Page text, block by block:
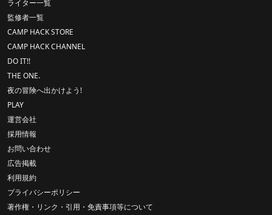
ライター一覧
監修者一覧
CAMP HACK STORE
CAMP HACK CHANNEL
DO IT!!
THE ONE.
夜の冒険へ出かけよう!
PLAY
運営会社
採用情報
お問い合わせ
広告掲載
利用規約
プライバシーポリシー
著作権・リンク・引用・免責事項等について